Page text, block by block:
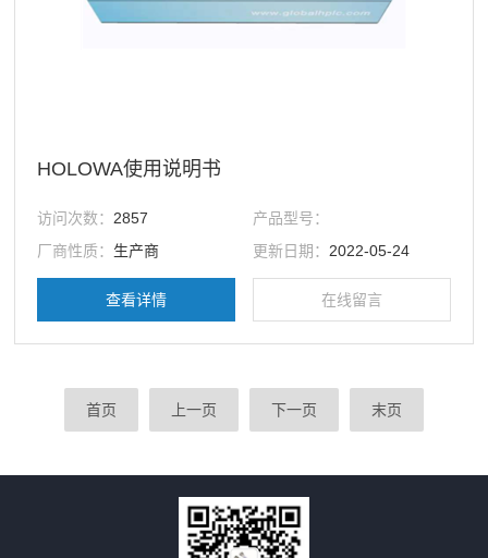
HOLOWA使用说明书
访问次数： 2857
产品型号：
厂商性质： 生产商 更新日期： 2022-05-24
查看详情 在线留言
首页 上一页 下一页 末页